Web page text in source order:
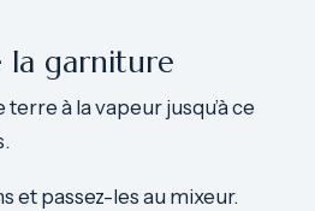
la garniture
à la vapeur jusqu’à ce
et passez-les au mixeur.